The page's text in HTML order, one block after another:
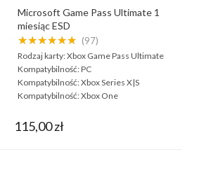
Microsoft Game Pass Ultimate 1
miesiąc ESD
★★★★★★ (97)
Rodzaj karty:Xbox Game Pass Ultimate
Kompatybilność:PC
Kompatybilność:Xbox Series X|S
Kompatybilność:Xbox One
115,00 zł